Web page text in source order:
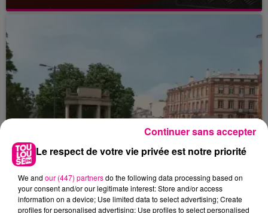
Le respect de votre vie privée est notre priorité
We and our (447) partnersdo the following data processing based on
your consent and/or our legitimate interest: Store and/or access
information on a device; Use limited data to select advertising; Create
profiles for personalised advertising; Use profiles to select personalised
Continuer sans accepter